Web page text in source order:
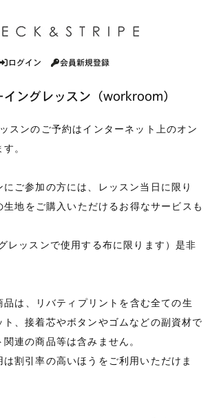
ログイン 会員新規登録
ングレッスン（workroom）
スンのご予約はインターネット上のオン
。
にご参加の方には、レッスン当日に限り
生地をご購入いただけるお得なサービスも
レッスンで使用する布に限ります）是非
品は、リバティプリントを含む全ての生
、接着芯やボタンやゴムなどの副資材で
連の商品等は含みません。
は割引率の高いほうをご利用いただけま